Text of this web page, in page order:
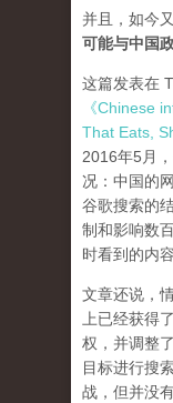
并且，如今
可能与中国
这篇发表在
《Chinese
That Eats,
2016年5月
况：中国的
谷歌搜索的
制和影响数
时看到的内容
文章还说，
上已经获得
权，并调整
目标进行搜
战，但并没